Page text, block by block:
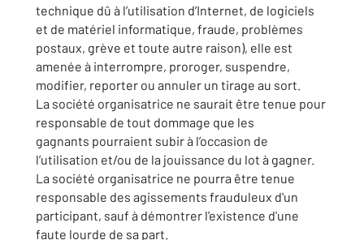
technique dû à l’utilisation d’Internet, de logiciels
et de matériel informatique, fraude, problèmes
postaux, grève et toute autre raison), elle est
amenée à interrompre, proroger, suspendre,
modifier, reporter ou annuler un tirage au sort.
La société organisatrice ne saurait être tenue pour
responsable de tout dommage que les
gagnants pourraient subir à l’occasion de
l’utilisation et/ou de la jouissance du lot à gagner.
La société organisatrice ne pourra être tenue
responsable des agissements frauduleux d'un
participant, sauf à démontrer l'existence d'une
faute lourde de sa part.